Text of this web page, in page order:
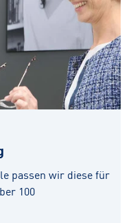
passen wir diese für
100